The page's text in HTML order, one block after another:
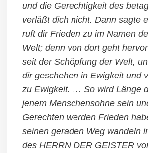
und die Gerechtigkeit des
verläßt dich nicht. Dann sagte
ruft dir Frieden zu im Namen
Welt; denn von dort geht
seit der Schöpfung der Welt,
dir geschehen in Ewigkeit und
zu Ewigkeit. … So wird Länge
jenem Menschensohne sein
Gerechten werden Frieden
seinen geraden Weg wandeln
des HERRN DER GEISTER